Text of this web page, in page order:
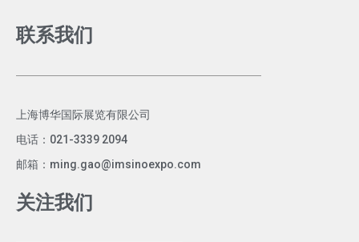
联系我们
上海博华国际展览有限公司
电话：021-3339 2094
邮箱：ming.gao@imsinoexpo.com
关注我们